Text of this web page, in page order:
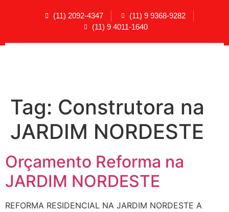
(11) 2092-4347
(11) 9 9368-9282
(11) 9 4011-1640
Tag: Construtora na
JARDIM NORDESTE
Orçamento Reforma na
JARDIM NORDESTE
REFORMA RESIDENCIAL NA JARDIM NORDESTE A